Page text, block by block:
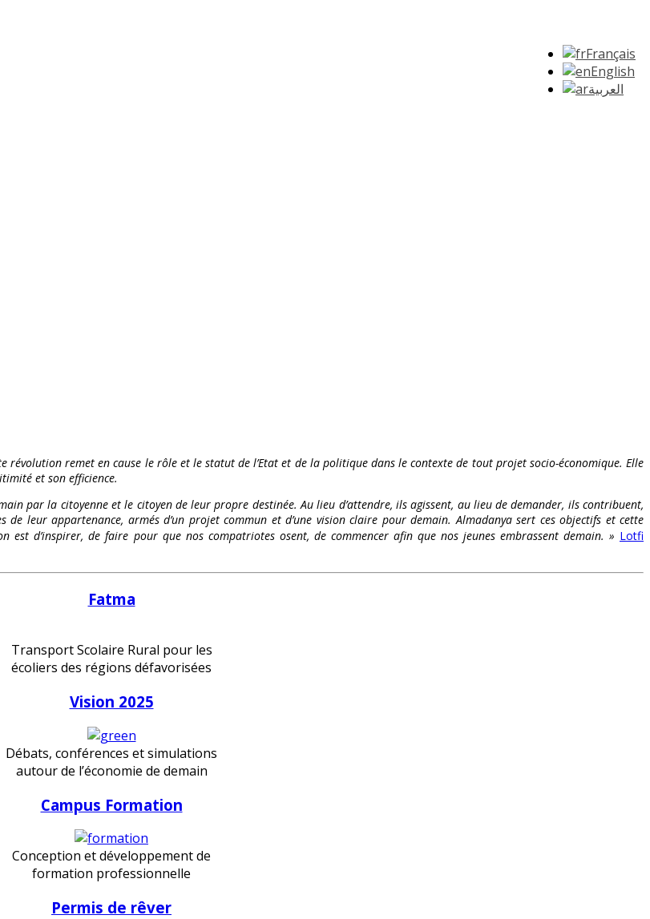
Français
English
العربية
révolution remet en cause le rôle et le statut de l’Etat et de la politique dans le contexte de tout projet socio-économique. Elle
et son efficience.
par la citoyenne et le citoyen de leur propre destinée. Au lieu d’attendre, ils agissent, au lieu de demander, ils contribuent,
leur appartenance, armés d’un projet commun et d’une vision claire pour demain. Almadanya sert ces objectifs et cette
est d’inspirer, de faire pour que nos compatriotes osent, de commencer afin que nos jeunes embrassent demain. » Lotfi
Fatma
Transport Scolaire Rural pour les
écoliers des régions défavorisées
Vision 2025
Débats, conférences et simulations
autour de l’économie de demain
Campus Formation
Conception et développement de
formation professionnelle
Permis de rêver